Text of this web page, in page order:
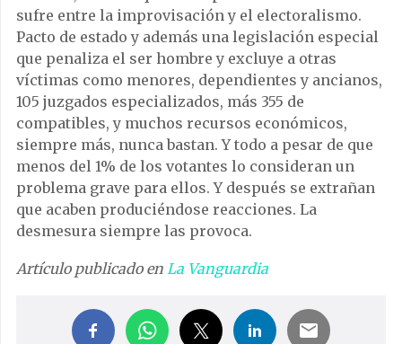
sufre entre la improvisación y el electoralismo.
Pacto de estado y además una legislación especial
que penaliza el ser hombre y excluye a otras
víctimas como menores, dependientes y ancianos,
105 juzgados especializados, más 355 de
compatibles, y muchos recursos económicos,
siempre más, nunca bastan. Y todo a pesar de que
menos del 1% de los votantes lo consideran un
problema grave para ellos. Y después se extrañan
que acaben produciéndose reacciones. La
desmesura siempre las provoca.
Artículo publicado en La Vanguardia